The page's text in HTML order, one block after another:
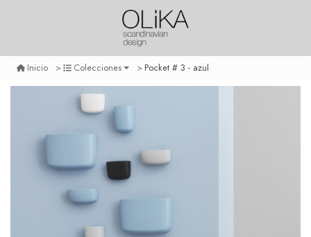
Inicio Colecciones Pocket # 3 - azul